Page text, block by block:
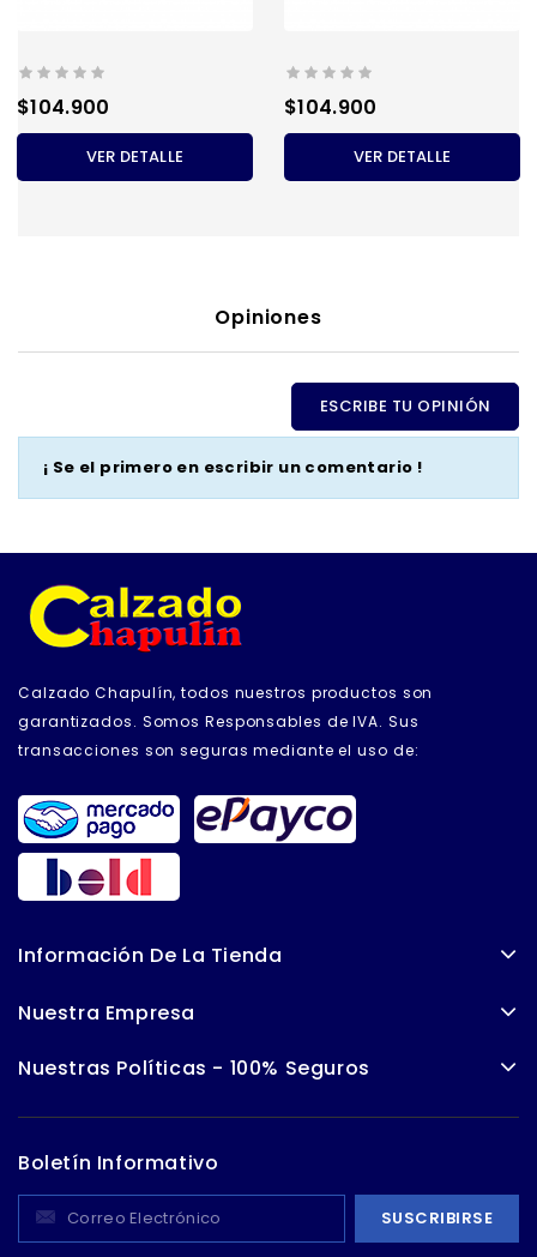
Precio
$104.900
VER DETALLE
Precio
$104.900
VER DETALLE
Opiniones
ESCRIBE TU OPINIÓN
¡ Se el primero en escribir un comentario !
Calzado Chapulín, todos nuestros productos son
garantizados. Somos Responsables de IVA. Sus
transacciones son seguras mediante el uso de:
Información De La Tienda
Nuestra Empresa
Nuestras Políticas - 100% Seguros
Boletín Informativo